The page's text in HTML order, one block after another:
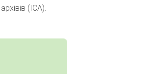
(ICA).